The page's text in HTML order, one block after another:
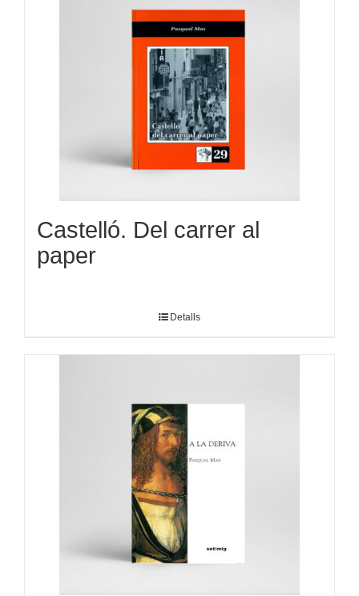
Castelló. Del carrer al
paper
Detalls